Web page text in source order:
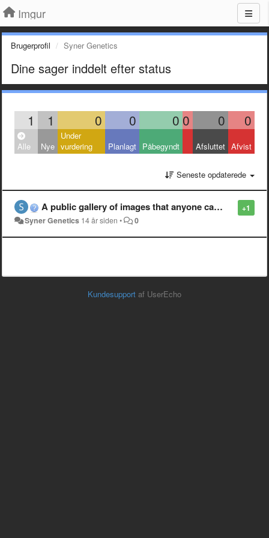
Imgur
Brugerprofil Syner Genetics
Dine sager inddelt efter status
1 1 0 0 0 0 0 0
Alle Nye
Under
vurdering
Planlagt Påbegyndt Afsluttet Afvist
Seneste opdaterede
+1
A public gallery of images that anyone can use to respond on Reddit.
Syner Genetics 14 år siden • 0
Kundesupport af UserEcho